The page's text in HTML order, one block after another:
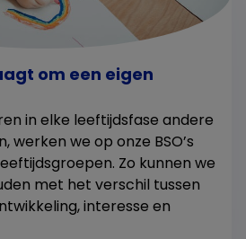
om een eigen
in elke leeftijdsfase andere
werken we op onze BSO’s
Zo kunnen we
met het verschil tussen
interesse en